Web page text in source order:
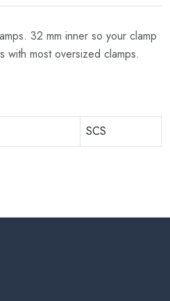
32 mm inner so your clamp
with most oversized clamps.
SCS